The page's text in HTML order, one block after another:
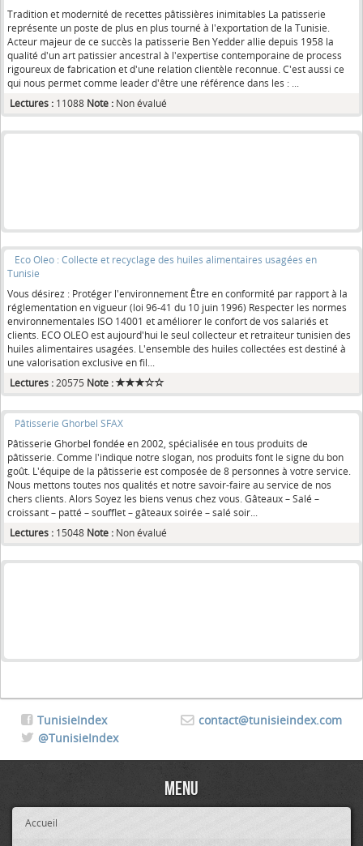
Tradition et modernité de recettes pâtissières inimitables La patisserie
représente un poste de plus en plus tourné à l'exportation de la Tunisie.
Acteur majeur de ce succès la patisserie Ben Yedder allie depuis 1958 la
qualité d'un art patissier ancestral à l'expertise contemporaine de process
rigoureux de fabrication et d'une relation clientèle reconnue. C'est aussi ce
qui nous permet comme leader d'être une référence dans les : ...
Lectures : 11088 Note : Non évalué
Eco Oleo : Collecte et recyclage des huiles alimentaires usagées en
Tunisie
Vous désirez : Protéger l'environnement Être en conformité par rapport à la
réglementation en vigueur (loi 96-41 du 10 juin 1996) Respecter les normes
environnementales ISO 14001 et améliorer le confort de vos salariés et
clients. ECO OLEO est aujourd'hui le seul collecteur et retraiteur tunisien des
huiles alimentaires usagées. L'ensemble des huiles collectées est destiné à
une valorisation exclusive en fil...
Lectures : 20575 Note :
Pâtisserie Ghorbel SFAX
Pâtisserie Ghorbel fondée en 2002, spécialisée en tous produits de
pâtisserie. Comme l'indique notre slogan, nos produits font le signe du bon
goût. L'équipe de la pâtisserie est composée de 8 personnes à votre service.
Nous mettons toutes nos qualités et notre savoir-faire au service de nos
chers clients. Alors Soyez les biens venus chez vous. Gâteaux – Salé –
croissant – patté – soufflet – gâteaux soirée – salé soir...
Lectures : 15048 Note : Non évalué
contact@tunisieindex.com
TunisieIndex
@TunisieIndex
Menu
Accueil